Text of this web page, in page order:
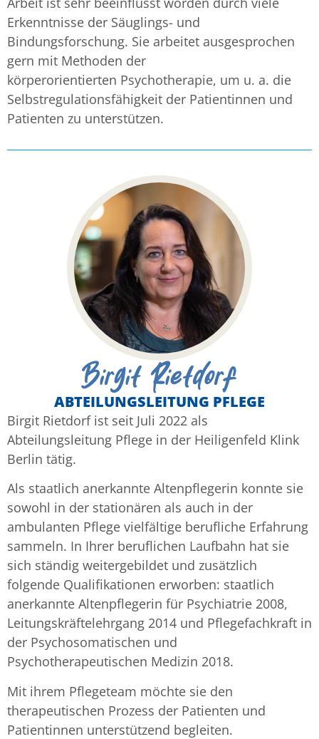
Erkenntnisse der Säuglings- und
Bindungsforschung. Sie arbeitet ausgesprochen
gern mit Methoden der
körperorientierten Psychotherapie, um u. a. die
Selbstregulationsfähigkeit der Patientinnen und
Patienten zu unterstützen.
Birgit Rietdorf
ABTEILUNGSLEITUNG PFLEGE
Birgit Rietdorf ist seit Juli 2022 als
Abteilungsleitung Pflege in der Heiligenfeld Klink
Berlin tätig.
Als staatlich anerkannte Altenpflegerin konnte sie
sowohl in der stationären als auch in der
ambulanten Pflege vielfältige berufliche Erfahrung
sammeln. In Ihrer beruflichen Laufbahn hat sie
sich ständig weitergebildet und zusätzlich
folgende Qualifikationen erworben: staatlich
anerkannte Altenpflegerin für Psychiatrie 2008,
Leitungskräftelehrgang 2014 und Pflegefachkraft in
der Psychosomatischen und
Psychotherapeutischen Medizin 2018.
Mit ihrem Pflegeteam möchte sie den
therapeutischen Prozess der Patienten und
Patientinnen unterstützend begleiten.